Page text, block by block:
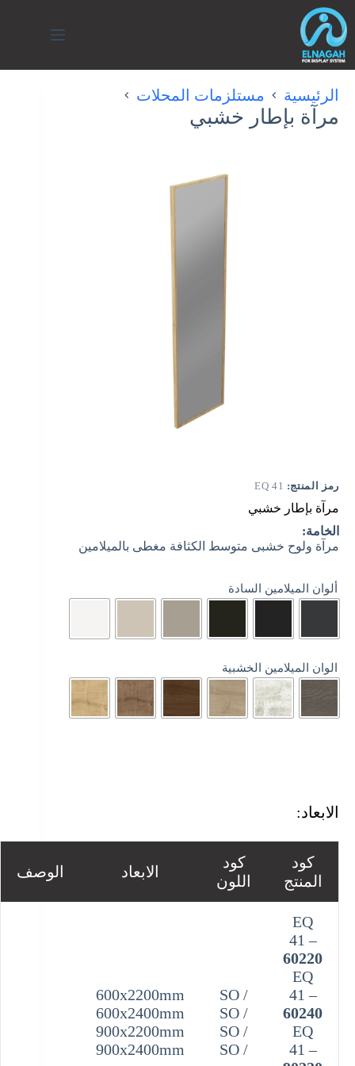
التجاوز
إلى
المحتوى
الرئيسية مستلزمات المحلات
مرآة بإطار خشبي
رمز المنتج: EQ 41
مرآة بإطار خشبي
الخامة:
مرآة ولوح خشبى متوسط ​​الكثافة مغطى بالميلامين
ألوان الميلامين السادة
الوان الميلامين الخشبية
الابعاد:
كود
المنتج
كود
اللون
الابعاد الوصف
EQ
41 –
60220
EQ
41 –
60240
EQ
41 –
/ SO
/ SO
/ SO
/ SO
600x2200mm
600x2400mm
900x2200mm
900x2400mm